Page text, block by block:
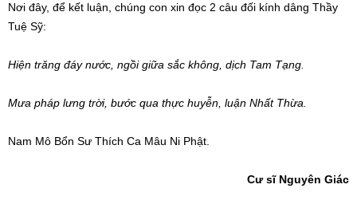
Nơi đây, để kết luận, chúng con xin đọc 2 câu đối kính dâng Thầy
Tuệ Sỹ:
Hiện trăng đáy nước, ngồi giữa sắc không, dịch Tam Tạng.
Mưa pháp lưng trời, bước qua thực huyễn, luận Nhất Thừa.
Nam Mô Bổn Sư Thích Ca Mâu Ni Phật.
Cư sĩ Nguyên Giác